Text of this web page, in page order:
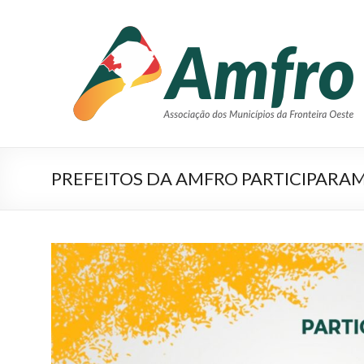
AMFRO
Associação
dos
da
Oeste
–
RS
Site
PREFEITOS DA AMFRO